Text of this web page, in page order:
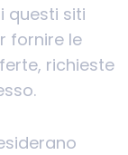
questi siti
fornire le
richieste